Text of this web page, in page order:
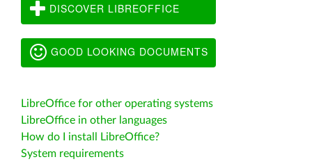
DISCOVER LIBREOFFICE
GOOD LOOKING DOCUMENTS
LibreOffice for other operating systems
LibreOffice in other languages
How do I install LibreOffice?
System requirements